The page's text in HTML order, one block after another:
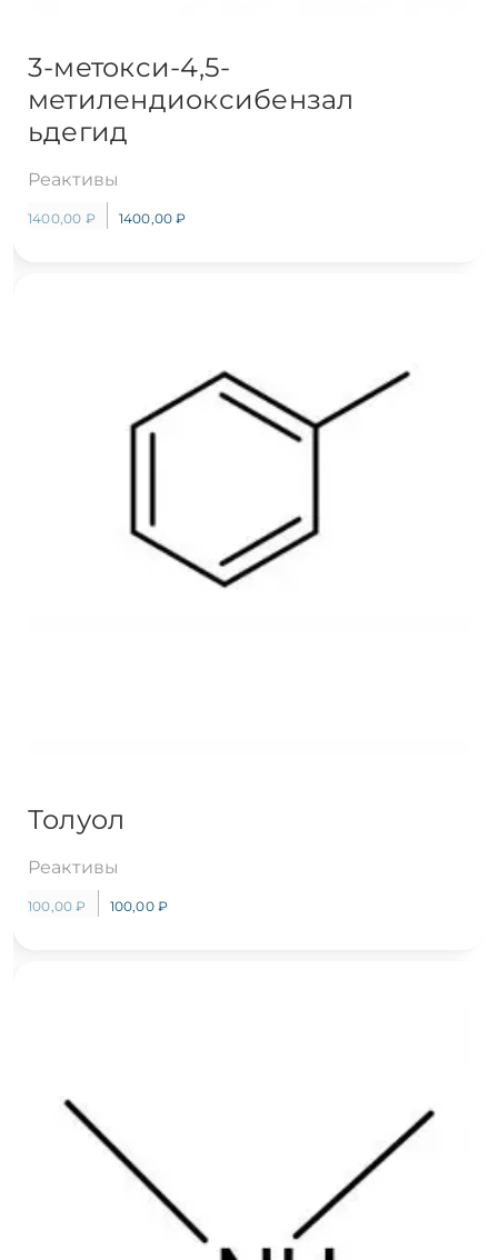
3-метокси-4,5-
метилендиоксибензал
ьдегид
Реактивы
1400,00 ₽ 1400,00₽
Толуол
Реактивы
100,00₽ 100,00₽